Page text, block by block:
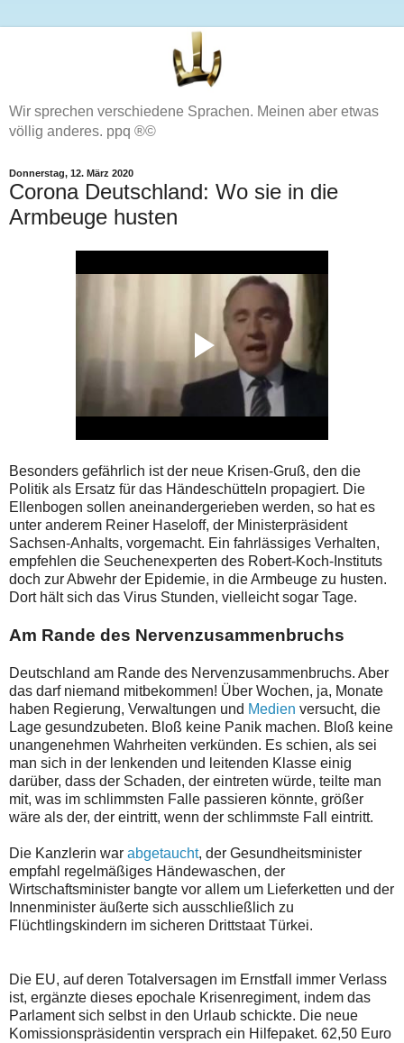
Wir sprechen verschiedene Sprachen. Meinen aber etwas
völlig anderes. ppq ®©
Donnerstag, 12. März 2020
Corona Deutschland: Wo sie in die
Armbeuge husten
Besonders gefährlich ist der neue Krisen-Gruß, den die
Politik als Ersatz für das Händeschütteln propagiert. Die
Ellenbogen sollen aneinandergerieben werden, so hat es
unter anderem Reiner Haseloff, der Ministerpräsident
Sachsen-Anhalts, vorgemacht. Ein fahrlässiges Verhalten,
empfehlen die Seuchenexperten des Robert-Koch-Instituts
doch zur Abwehr der Epidemie, in die Armbeuge zu husten.
Dort hält sich das Virus Stunden, vielleicht sogar Tage.
Am Rande des Nervenzusammenbruchs
Deutschland am Rande des Nervenzusammenbruchs. Aber
das darf niemand mitbekommen! Über Wochen, ja, Monate
haben Regierung, Verwaltungen und Medien versucht, die
Lage gesundzubeten. Bloß keine Panik machen. Bloß keine
unangenehmen Wahrheiten verkünden. Es schien, als sei
man sich in der lenkenden und leitenden Klasse einig
darüber, dass der Schaden, der eintreten würde, teilte man
mit, was im schlimmsten Falle passieren könnte, größer
wäre als der, der eintritt, wenn der schlimmste Fall eintritt.
Die Kanzlerin war abgetaucht, der Gesundheitsminister
empfahl regelmäßiges Händewaschen, der
Wirtschaftsminister bangte vor allem um Lieferketten und der
Innenminister äußerte sich ausschließlich zu
Flüchtlingskindern im sicheren Drittstaat Türkei.
Die EU, auf deren Totalversagen im Ernstfall immer Verlass
ist, ergänzte dieses epochale Krisenregiment, indem das
Parlament sich selbst in den Urlaub schickte. Die neue
Komissionspräsidentin versprach ein Hilfepaket. 62,50 Euro